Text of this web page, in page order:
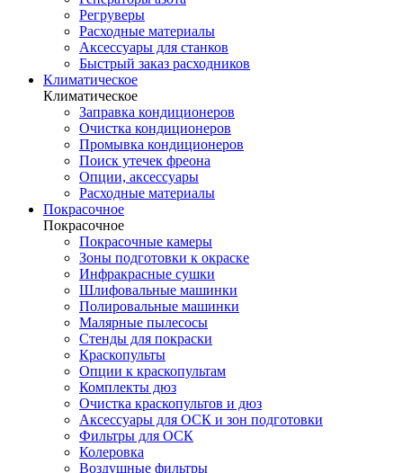
Регруверы
Расходные материалы
Аксессуары для станков
Быстрый заказ расходников
Климатическое
Климатическое
Заправка кондиционеров
Очистка кондиционеров
Промывка кондиционеров
Поиск утечек фреона
Опции, аксессуары
Расходные материалы
Покрасочное
Покрасочное
Покрасочные камеры
Зоны подготовки к окраске
Инфракрасные сушки
Шлифовальные машинки
Полировальные машинки
Малярные пылесосы
Стенды для покраски
Краскопульты
Опции к краскопультам
Комплекты дюз
Очистка краскопультов и дюз
Аксессуары для ОСК и зон подготовки
Фильтры для ОСК
Колеровка
Воздушные фильтры